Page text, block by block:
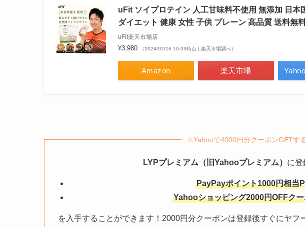
uFit ソイプロテイン 人工甘味料不使用 無添加 日本
ダイエット 健康 女性 子供 プレーン 高品質 送料無
uFit楽天市場店
¥3,980 （2024/02/16 10:03時点 | 楽天市場調べ）
Amazon 楽天市場
⚠️Yahooで4000円分クーポンGETす
LYPプレミアム（旧Yahooプレミアム） に登
PayPayポイント1000円相当
Yahooショッピング2000円OFFク
を入手することができます！2000円分クーポンは登録後すぐにヤフ